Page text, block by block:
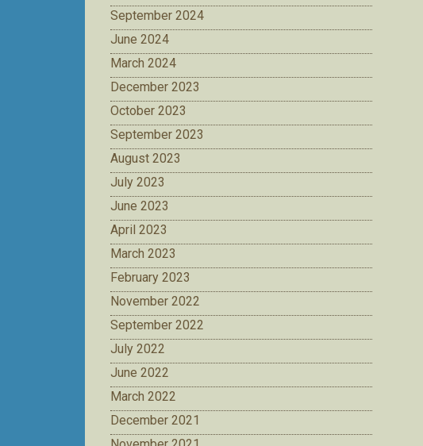
September 2024
June 2024
March 2024
December 2023
October 2023
September 2023
August 2023
July 2023
June 2023
April 2023
March 2023
February 2023
November 2022
September 2022
July 2022
June 2022
March 2022
December 2021